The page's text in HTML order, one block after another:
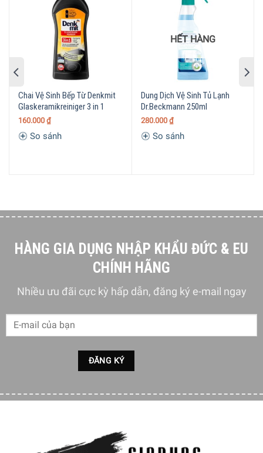
Dung Dịch Vệ Sinh Máy Giặt Dr.Beckmann
cách đáng tin cậy, ngay cả ở những nơi khó tiếp cận trong
máy. Công thức với than hoạt tính sẽ hòa tan và kết dính
Ngoài ra, các thành phần chăm sóc đặc biệt bảo vệ các bộ
lồng giặt, ống mềm, vòng đệm cao su và thanh gia nhiệt
luôn sạch sẽ và được bảo dưỡng tốt. Điều này không chỉ
Chai Vệ Sinh Bếp Từ Denkmit
Glaskeramikreiniger 3 in 1
160.000 ₫
So sánh
HẾT HÀNG
Dung Dịch Vệ Sinh Tủ Lạnh
Dr.Beckmann 250ml
280.000 ₫
So sánh
HÀNG GIA DỤNG NHẬP KHẨU ĐỨC & EU
CHÍNH HÃNG
Nhiều ưu đãi cực kỳ hấp dẫn, đăng ký e-mail ngay